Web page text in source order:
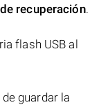
recuperación.
flash USB al
guardar la